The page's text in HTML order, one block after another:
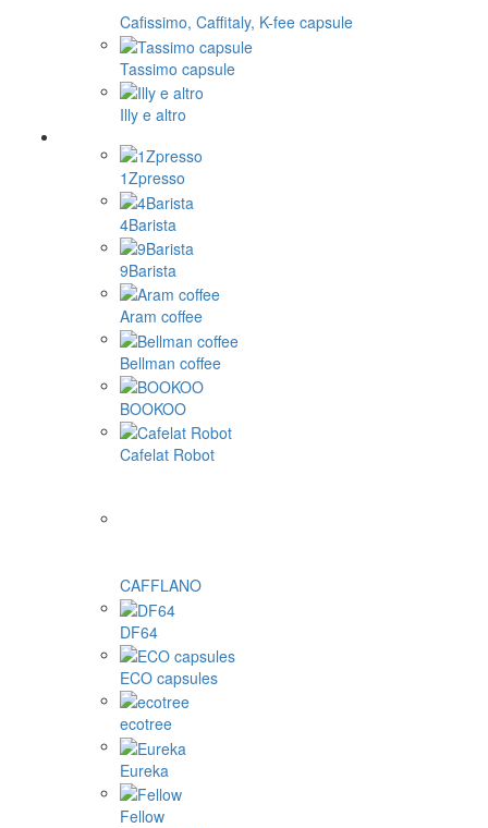
Cafissimo, Caffitaly, K-fee capsule
Tassimo capsule
Illy e altro
1Zpresso
4Barista
9Barista
Aram coffee
Bellman coffee
BOOKOO
Cafelat Robot
CAFFLANO
DF64
ECO capsules
ecotree
Eureka
Fellow